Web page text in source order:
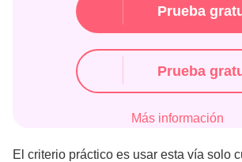
Prueba
Prueba
Más información
El criterio práctico es usar esta vía solo